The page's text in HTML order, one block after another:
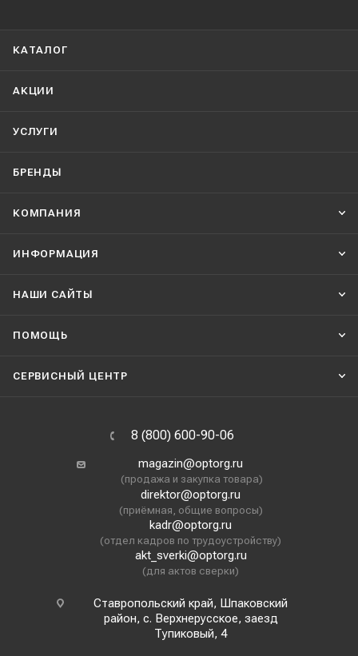
КАТАЛОГ
АКЦИИ
УСЛУГИ
БРЕНДЫ
КОМПАНИЯ
ИНФОРМАЦИЯ
НАШИ CАЙТЫ
ПОМОЩЬ
СЕРВИСНЫЙ ЦЕНТР
8 (800) 600-90-06
magazin@optorg.ru
(продажа и закупка товара)
direktor@optorg.ru
(приёмная, общие вопросы)
kadr@optorg.ru
(отдел кадров по трудоустройству)
akt_sverki@optorg.ru
(для актов сверки)
Ставропольский край, Шпаковский
район, с. Верхнерусское, заезд
Тупиковый, 4